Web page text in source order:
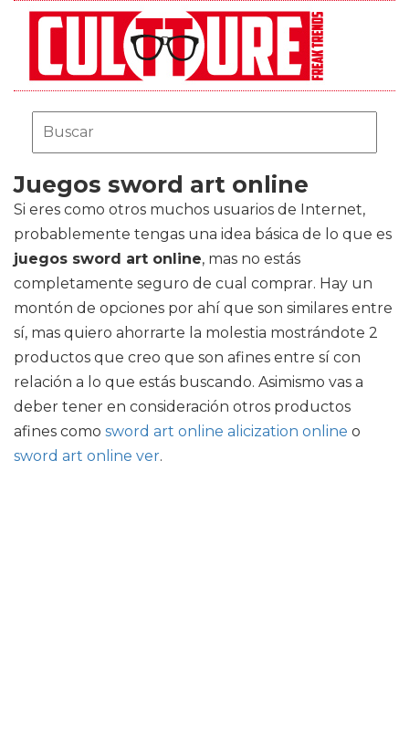
Juegos sword art online
Si eres como otros muchos usuarios de Internet,
probablemente tengas una idea básica de lo que es
juegos sword art online, mas no estás
completamente seguro de cual comprar. Hay un
montón de opciones por ahí que son similares entre
sí, mas quiero ahorrarte la molestia mostrándote 2
productos que creo que son afines entre sí con
relación a lo que estás buscando. Asimismo vas a
deber tener en consideración otros productos
afines como sword art online alicization online o
sword art online ver.